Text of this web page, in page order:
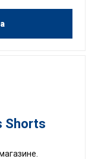
Shorts